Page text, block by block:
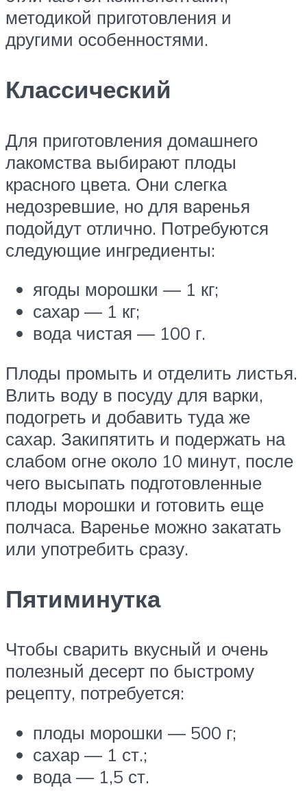
методикой приготовления и
другими особенностями.
Классический
Для приготовления домашнего
лакомства выбирают плоды
красного цвета. Они слегка
недозревшие, но для варенья
подойдут отлично. Потребуются
следующие ингредиенты:
ягоды морошки — 1 кг;
сахар — 1 кг;
вода чистая — 100 г.
Плоды промыть и отделить листья.
Влить воду в посуду для варки,
подогреть и добавить туда же
сахар. Закипятить и подержать на
слабом огне около 10 минут, после
чего высыпать подготовленные
плоды морошки и готовить еще
полчаса. Варенье можно закатать
или употребить сразу.
Пятиминутка
Чтобы сварить вкусный и очень
полезный десерт по быстрому
рецепту, потребуется:
плоды морошки — 500 г;
сахар — 1 ст.;
вода — 1,5 ст.